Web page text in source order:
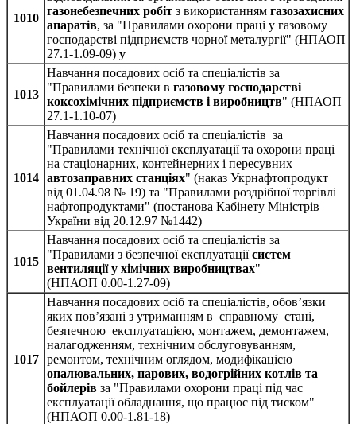
1010
газонебезпечних робіт з використанням газозахисних
апаратів, за "Правилами охорони праці у газовому
господарстві підприємств чорної металургії" (НПАОП
27.1-1.09-09) у
1013
Навчання посадових осіб та спеціалістів за
"Правилами безпеки в газовому господарстві
коксохімічних підприємств і виробництв" (НПАОП
27.1-1.10-07)
1014
Навчання посадових осіб та спеціалістів за
"Правилами технічної експлуатації та охорони праці
на стаціонарних, контейнерних і пересувних
автозаправних станціях" (наказ Укрнафтопродукт
від 01.04.98 № 19) та "Правилами роздрібної торгівлі
нафтопродуктами" (постанова Кабінету Міністрів
України від 20.12.97 №1442)
1015
Навчання посадових осіб та спеціалістів за
"Правилами з безпечної експлуатаціїсистем
вентиляції у хімічних виробництвах"
(НПАОП 0.00-1.27-09)
1017
Навчання посадових осіб та спеціалістів, обов’язки
яких пов’язані з утриманням в справному стані,
безпечною експлуатацією, монтажем, демонтажем,
налагодженням, технічним обслуговуванням,
ремонтом, технічним оглядом, модифікацією
опалювальних, парових, водогрійних котлів та
бойлерів за "Правилами охорони праці під час
експлуатації обладнання, що працює під тиском"
(НПАОП 0.00-1.81-18)